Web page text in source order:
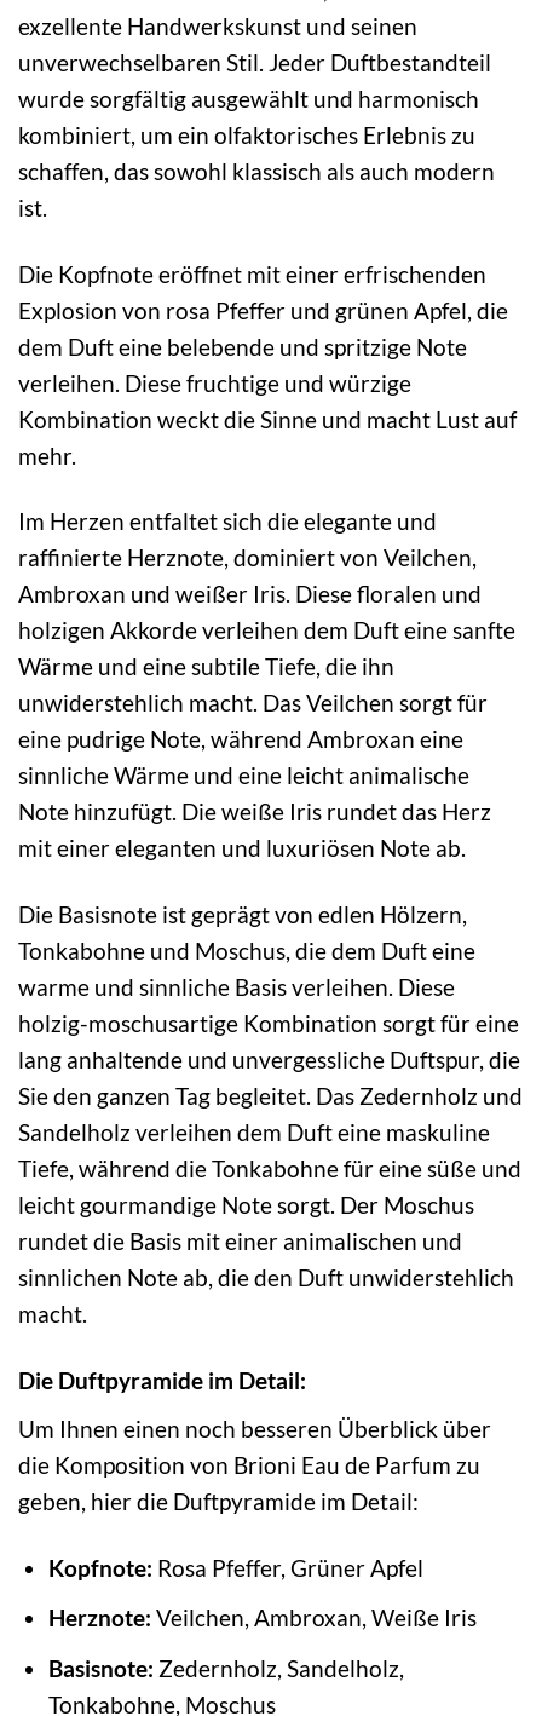
exzellente Handwerkskunst und seinen
unverwechselbaren Stil. Jeder Duftbestandteil
wurde sorgfältig ausgewählt und harmonisch
kombiniert, um ein olfaktorisches Erlebnis zu
schaffen, das sowohl klassisch als auch modern
ist.
Die Kopfnote eröffnet mit einer erfrischenden
Explosion von rosa Pfeffer und grünen Apfel, die
dem Duft eine belebende und spritzige Note
verleihen. Diese fruchtige und würzige
Kombination weckt die Sinne und macht Lust auf
mehr.
Im Herzen entfaltet sich die elegante und
raffinierte Herznote, dominiert von Veilchen,
Ambroxan und weißer Iris. Diese floralen und
holzigen Akkorde verleihen dem Duft eine sanfte
Wärme und eine subtile Tiefe, die ihn
unwiderstehlich macht. Das Veilchen sorgt für
eine pudrige Note, während Ambroxan eine
sinnliche Wärme und eine leicht animalische
Note hinzufügt. Die weiße Iris rundet das Herz
mit einer eleganten und luxuriösen Note ab.
Die Basisnote ist geprägt von edlen Hölzern,
Tonkabohne und Moschus, die dem Duft eine
warme und sinnliche Basis verleihen. Diese
holzig-moschusartige Kombination sorgt für eine
lang anhaltende und unvergessliche Duftspur, die
Sie den ganzen Tag begleitet. Das Zedernholz und
Sandelholz verleihen dem Duft eine maskuline
Tiefe, während die Tonkabohne für eine süße und
leicht gourmandige Note sorgt. Der Moschus
rundet die Basis mit einer animalischen und
sinnlichen Note ab, die den Duft unwiderstehlich
macht.
Die Duftpyramide im Detail:
Um Ihnen einen noch besseren Überblick über
die Komposition von Brioni Eau de Parfum zu
geben, hier die Duftpyramide im Detail:
Kopfnote: Rosa Pfeffer, Grüner Apfel
Herznote: Veilchen, Ambroxan, Weiße Iris
Basisnote: Zedernholz, Sandelholz,
Tonkabohne, Moschus